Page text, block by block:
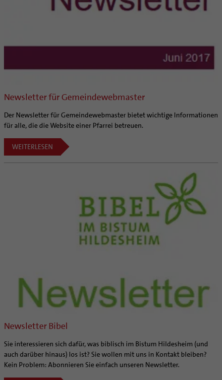
Newsletter für Gemeindewebmaster
Der Newsletter für Gemeindewebmaster bietet wichtige Informationen
für alle, die die Website einer Pfarrei betreuen.
WEITERLESEN
Newsletter Bibel
Sie interessieren sich dafür, was biblisch im Bistum Hildesheim (und
auch darüber hinaus) los ist? Sie wollen mit uns in Kontakt bleiben?
Kein Problem: Abonnieren Sie einfach unseren Newsletter.